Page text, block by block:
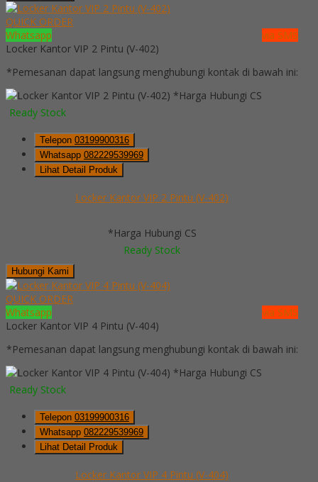
QUICK ORDER
Whatsapp
via SMS
Locker Kantor VIP 2 Pintu (V-402)
*Pemesanan dapat langsung menghubungi kontak di bawah ini:
*Harga Hubungi CS
Ready Stock
Telepon 03199900316
Whatsapp 082229539969
Lihat Detail Produk
Locker Kantor VIP 2 Pintu (V-402)
*Harga Hubungi CS
Ready Stock
Hubungi Kami
QUICK ORDER
Whatsapp
via SMS
Locker Kantor VIP 4 Pintu (V-404)
*Pemesanan dapat langsung menghubungi kontak di bawah ini:
*Harga Hubungi CS
Ready Stock
Telepon 03199900316
Whatsapp 082229539969
Lihat Detail Produk
Locker Kantor VIP 4 Pintu (V-404)